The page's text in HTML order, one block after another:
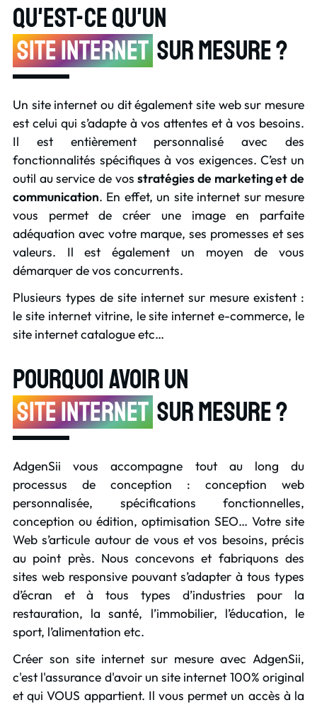
Qu'est-ce qu'un
site internet sur mesure ?
Un site internet ou dit également site web sur mesure
est celui qui s’adapte à vos attentes et à vos besoins.
Il est entièrement personnalisé avec des
fonctionnalités spécifiques à vos exigences. C’est un
outil au service de vosstratégies de marketing et de
communication. En effet, un site internet sur mesure
vous permet de créer une image en parfaite
adéquation avec votre marque, ses promesses et ses
valeurs. Il est également un moyen de vous
démarquer de vos concurrents.
Plusieurs types de site internet sur mesure existent :
le site internet vitrine, le site internet e-commerce, le
site internet catalogue etc…
Pourquoi avoir un
site internet sur mesure ?
AdgenSii vous accompagne tout au long du
processus de conception : conception web
personnalisée, spécifications fonctionnelles,
conception ou édition, optimisation SEO… Votre site
Web s’articule autour de vous et vos besoins, précis
au point près. Nous concevons et fabriquons des
sites web responsive pouvant s’adapter à tous types
d’écran et à tous types d’industries pour la
restauration, la santé, l’immobilier, l’éducation, le
sport, l’alimentation etc.
Créer son site internet sur mesure avec AdgenSii,
c'est l'assurance d'avoir un site internet 100% original
et qui VOUS appartient. Il vous permet un accès à la